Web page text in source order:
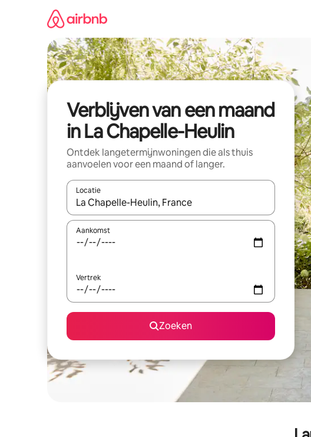
Verblijven van een maand
in La Chapelle-Heulin
Ontdek langetermijnwoningen die als thuis
aanvoelen voor een maand of langer.
Locatie
Wanneer er resultaten beschikbaar zijn, maak je een keuze
Aankomst
Vertrek
Zoeken